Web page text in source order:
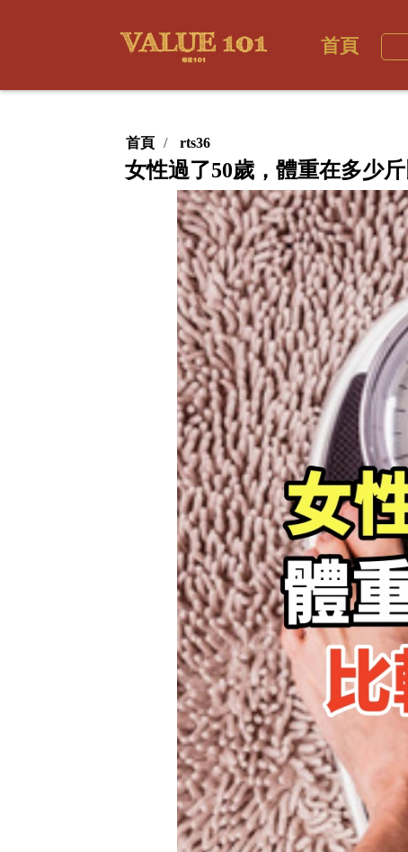
首頁
首頁 rts36
女性過了50歲，體重在多少